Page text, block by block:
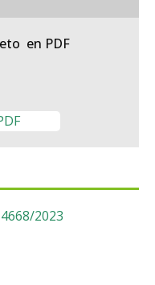
en PDF
4668/2023